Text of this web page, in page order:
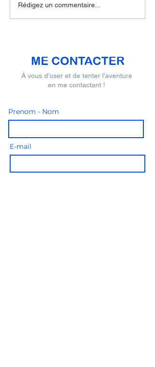
En quoi le coaching de
vie peut aider dans vos
Rédigez un commentaire...
ME CONTACTER
À vous d’oser et de tenter l’aventure
en me contactant !
Prenom - Nom
E-mail